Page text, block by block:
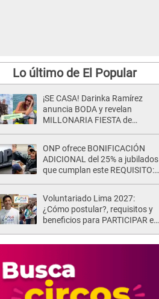
Lo último de El Popular
¡SE CASA! Darinka Ramírez
anuncia BODA y revelan
MILLONARIA FIESTA de
mujeres...”
ONP ofrece BONIFICACIÓN
ADICIONAL del 25% a jubilados
que cumplan este REQUISITO:
Voluntariado Lima 2027:
¿Cómo postular?, requisitos y
beneficios para PARTICIPAR en